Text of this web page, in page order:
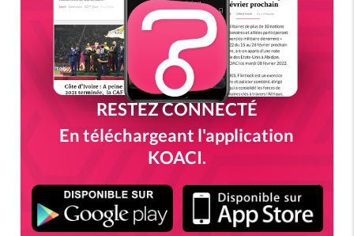
RESTEZ CONNECTÉ
En téléchargeant l'application
KOACI.